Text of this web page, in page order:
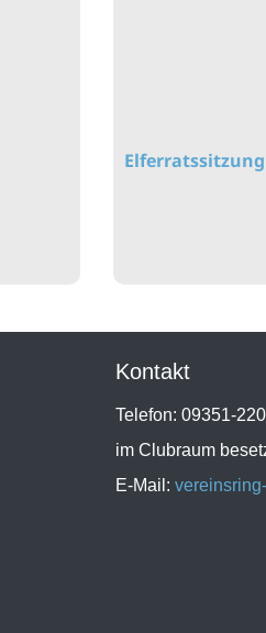
Elferratssitzung
Kontakt
Telefon: 09351-
im Clubraum
E-Mail: